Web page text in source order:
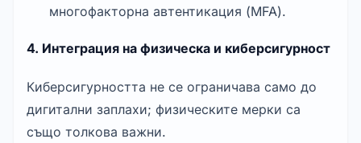
многофакторна автентикация (MFA).
4. Интеграция на физическа и киберсигурност
Киберсигурността не се ограничава само до
дигитални заплахи; физическите мерки са
също толкова важни.